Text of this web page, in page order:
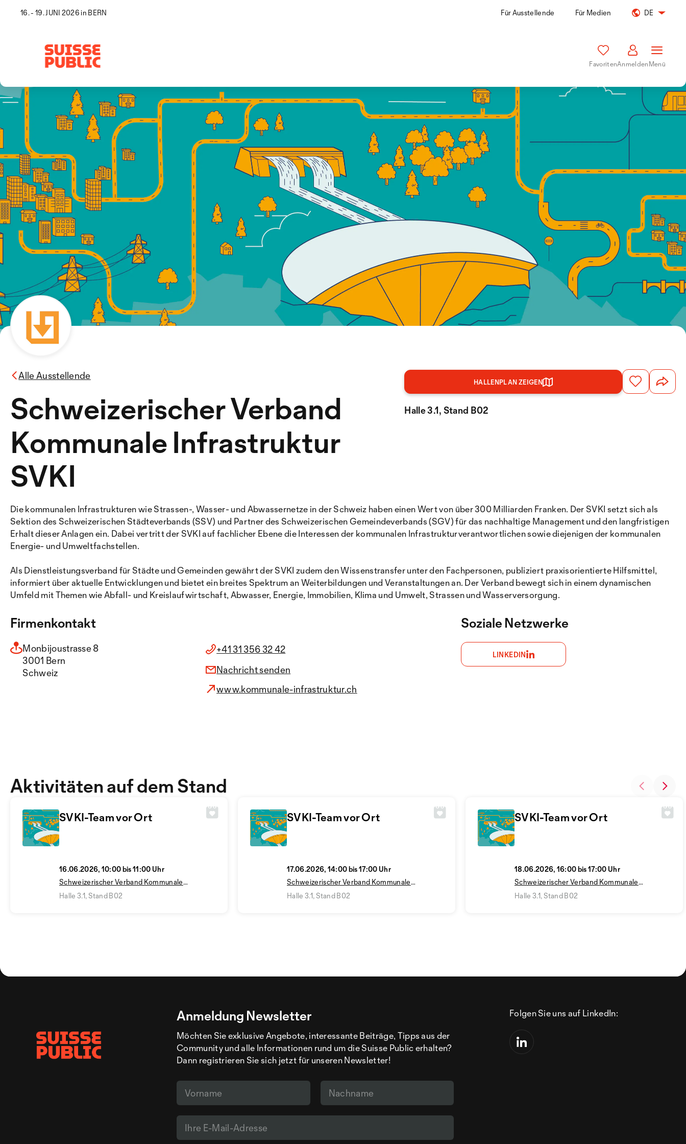
16. - 19. JUNI 2026 in BERN Für Ausstellende Für Medien DE
FavoritenAnmeldenMenü
Alle Ausstellende
Schweizerischer Verband
Kommunale Infrastruktur
SVKI
HALLENPLAN ZEIGEN
Halle 3.1, Stand B02
Die kommunalen Infrastrukturen wie Strassen-, Wasser- und Abwassernetze in der Schweiz haben einen Wert von über 300 Milliarden Franken. Der SVKI setzt sich als
Sektion des Schweizerischen Städteverbands (SSV) und Partner des Schweizerischen Gemeindeverbands (SGV) für das nachhaltige Management und den langfristigen
Erhalt dieser Anlagen ein. Dabei vertritt der SVKI auf fachlicher Ebene die Interessen der kommunalen Infrastrukturverantwortlichen sowie diejenigen der kommunalen
Energie- und Umweltfachstellen.
Als Dienstleistungsverband für Städte und Gemeinden gewährt der SVKI zudem den Wissenstransfer unter den Fachpersonen, publiziert praxisorientierte Hilfsmittel,
informiert über aktuelle Entwicklungen und bietet ein breites Spektrum an Weiterbildungen und Veranstaltungen an. Der Verband bewegt sich in einem dynamischen
Umfeld mit Themen wie Abfall- und Kreislaufwirtschaft, Abwasser, Energie, Immobilien, Klima und Umwelt, Strassen und Wasserversorgung.
Firmenkontakt
Monbijoustrasse 8
3001 Bern
Schweiz
+41 31 356 32 42
Nachricht senden
www.kommunale-infrastruktur.ch
Soziale Netzwerke
LINKEDIN
SVKI-Team vor Ort
16.06.2026, 10:00 bis 11:00 Uhr
Schweizerischer Verband Kommunale
Infrastruktur SVKI
Halle 3.1, Stand B02
SVKI-Team vor Ort
17.06.2026, 14:00 bis 17:00 Uhr
Schweizerischer Verband Kommunale
Infrastruktur SVKI
Halle 3.1, Stand B02
SVKI-Team vor Ort
18.06.2026, 16:00 bis 17:00 Uhr
Schweizerischer Verband Kommunale
Infrastruktur SVKI
Halle 3.1, Stand B02
Aktivitäten auf dem Stand
Anmeldung Newsletter
Möchten Sie exklusive Angebote, interessante Beiträge, Tipps aus der
Community und alle Informationen rund um die Suisse Public erhalten?
Dann registrieren Sie sich jetzt für unseren Newsletter!
Folgen Sie uns auf LinkedIn: